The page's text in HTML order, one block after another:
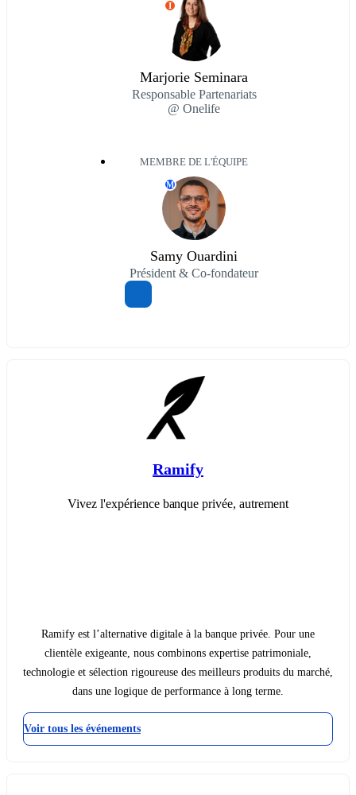
I
Marjorie Seminara
Responsable Partenariats
@ Onelife
MEMBRE DE L'ÉQUIPE
M
Samy Ouardini
Président & Co-fondateur
Ramify
Vivez l'expérience banque privée, autrement
Ramify est l’alternative digitale à la banque privée. Pour une
clientèle exigeante, nous combinons expertise patrimoniale,
technologie et sélection rigoureuse des meilleurs produits du marché,
dans une logique de performance à long terme.
Voir tous les événements